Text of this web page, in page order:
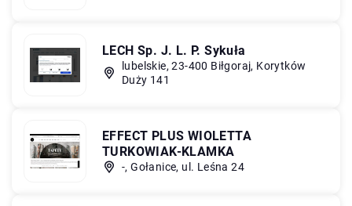
LECH Sp. J. L. P. Sykuła
lubelskie, 23-400 Biłgoraj, Korytków
Duży 141
EFFECT PLUS WIOLETTA
TURKOWIAK-KLAMKA
-, Gołanice, ul. Leśna 24